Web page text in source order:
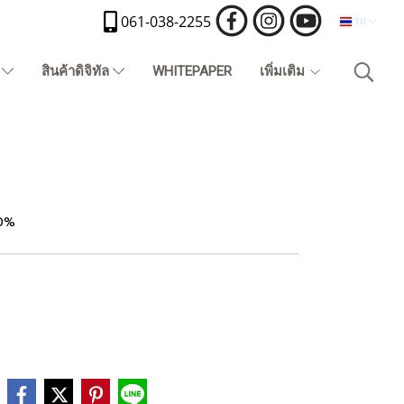
061-038-2255 TH
สินค้าดิจิทัล WHITEPAPER เพิ่มเติม